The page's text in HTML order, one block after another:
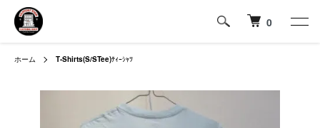
0
ホーム T-Shirts(S/STee)ﾃｨｰｼｬﾂ